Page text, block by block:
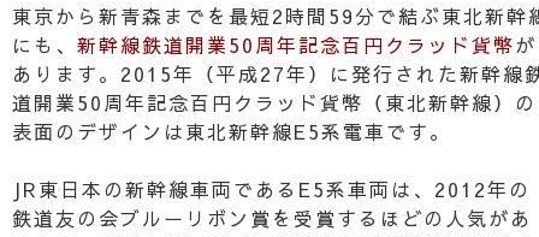
東京から新青森までを最短2時間59分で結ぶ東北新幹
にも、 新幹線鉄道開業50周年記念百円クラッド貨幣が
あります。2015年（平成27年）に発行された新幹線
道開業50周年記念百円クラッド貨幣（東北新幹線）の
表面のデザインは東北新幹線E5系電車です。
JR東日本の新幹線車両であるE5系車両は、2012年の
鉄道友の会ブルーリボン賞を受賞するほどの人気があ